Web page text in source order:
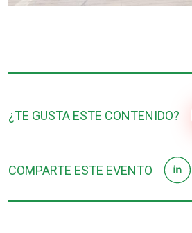
¿TE GUSTA ESTE CONTENIDO?
COMPARTE ESTE EVENTO